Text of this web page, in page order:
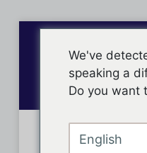
We've
speaking a
Do you want
English